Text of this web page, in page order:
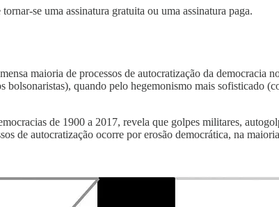
se uma assinatura gratuita ou uma assinatura paga.
maioria de processos de autocratização da democracia
quando pelo hegemonismo mais sofisticado
de 1900 a 2017, revela que golpes militares,
de autocratização ocorre por erosão democrática, na